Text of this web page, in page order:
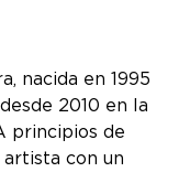
nacida en 1995
2010 en la
principios de
con un